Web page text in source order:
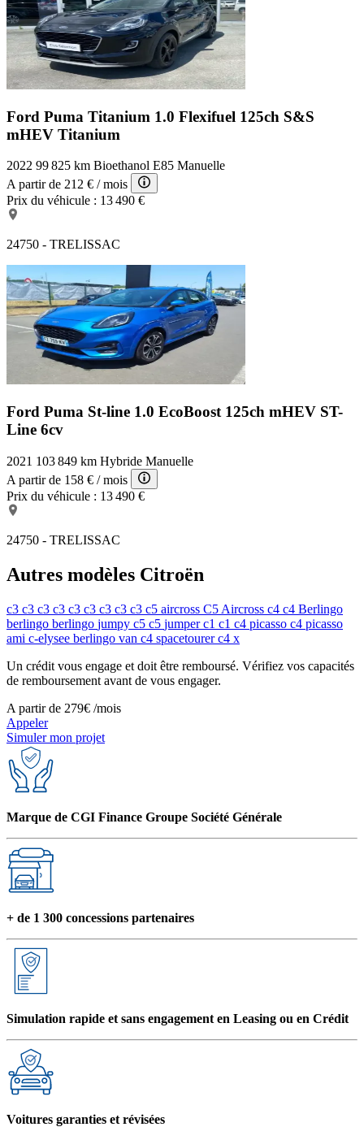
Capteur de pluie
Lunette arrière surteintée
Services connectés
Commandes vocales
Aide au freinage d'urgence
Airbags latéraux avant
Ford Puma Titanium 1.0 Flexifuel 125ch S&S
mHEV Titanium
2022 99 825 km Bioethanol E85 Manuelle
A partir de 212 € / mois
Prix du véhicule : 13 490 €
24750 - TRELISSAC
Ford Puma St-line 1.0 EcoBoost 125ch mHEV ST-
Line 6cv
2021 103 849 km Hybride Manuelle
A partir de 158 € / mois
Prix du véhicule : 13 490 €
24750 - TRELISSAC
Autres modèles Citroën
c3 c3 c3 c3 c3 c3 c3 c3 c3 c5 aircross C5 Aircross c4 c4 Berlingo
berlingo berlingo jumpy c5 c5 jumper c1 c1 c4 picasso c4 picasso
ami c-elysee berlingo van c4 spacetourer c4 x
Un crédit vous engage et doit être remboursé. Vérifiez vos capacités
de remboursement avant de vous engager.
A partir de 279€ /mois
Appeler
Simuler mon projet
Marque de CGI Finance Groupe Société Générale
+ de 1 300 concessions partenaires
Simulation rapide et sans engagement en Leasing ou en Crédit
Voitures garanties et révisées